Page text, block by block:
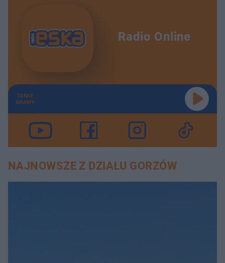
Radio Online
TERAZ
GRAMY
NAJNOWSZE Z DZIAŁU GORZÓW